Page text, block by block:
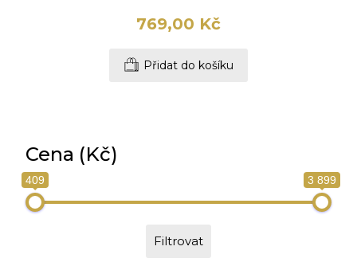
769,00 Kč
Přidat do košíku
Cena (Kč)
409 3 899
Filtrovat